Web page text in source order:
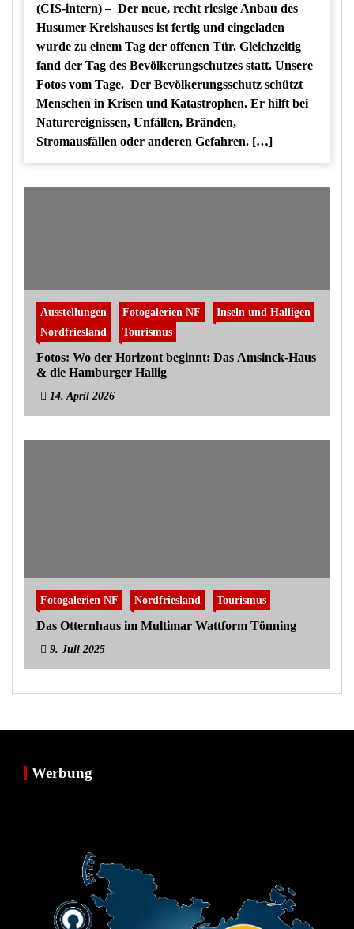
(CIS-intern) – Der neue, recht riesige Anbau des
Husumer Kreishauses ist fertig und eingeladen
wurde zu einem Tag der offenen Tür. Gleichzeitig
fand der Tag des Bevölkerungschutzes statt. Unsere
Fotos vom Tage. Der Bevölkerungsschutz schützt
Menschen in Krisen und Katastrophen. Er hilft bei
Naturereignissen, Unfällen, Bränden,
Stromausfällen oder anderen Gefahren. […]
Ausstellungen Fotogalerien NF
Inseln und Halligen
Nordfriesland
Tourismus
Fotos: Wo der Horizont beginnt: Das Amsinck-Haus
& die Hamburger Hallig
14. April 2026
Fotogalerien NF Nordfriesland Tourismus
Das Otternhaus im Multimar Wattform Tönning
9. Juli 2025
Werbung